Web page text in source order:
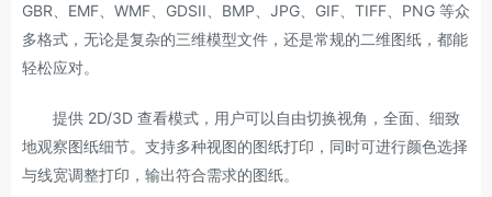
GBR、EMF、WMF、GDSII、BMP、JPG、GIF、TIFF、PNG 等众
多格式，无论是复杂的三维模型文件，还是常规的二维图纸，都能
轻松应对。
提供 2D/3D 查看模式，用户可以自由切换视角，全面、细致
地观察图纸细节。支持多种视图的图纸打印，同时可进行颜色选择
与线宽调整打印，输出符合需求的图纸。